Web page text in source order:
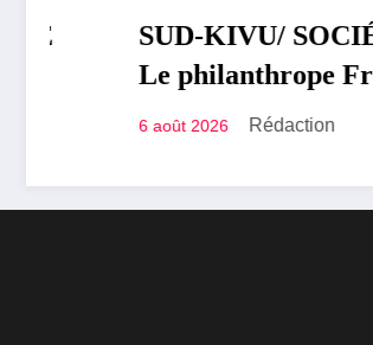
SUD-KIVU/ SOCIÉTÉ :
Le philanthrope Frank
Mwaka Kubihamushizi
écoliers de la chefferie de
6 août 2026 Rédaction